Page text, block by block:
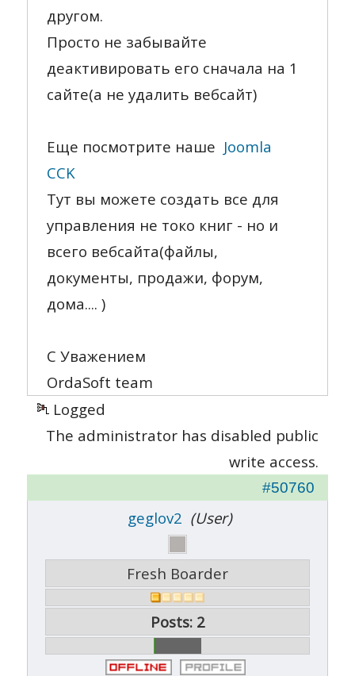
другом.
Просто не забывайте
деактивировать его сначала на 1
сайте(а не удалить вебсайт)
Еще посмотрите наше Joomla
CCK
Тут вы можете создать все для
управления не токо книг - но и
всего вебсайта(файлы,
документы, продажи, форум,
дома.... )
С Уважением
OrdaSoft team
Logged
The administrator has disabled public
write access.
#50760
geglov2 (User)
Fresh Boarder
Posts: 2